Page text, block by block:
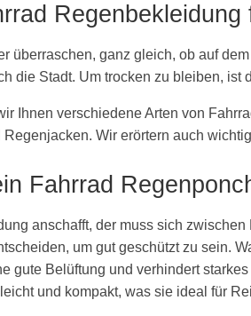
überraschen, ganz gleich, ob auf
die Stadt. Um trocken zu bleiben,
Ihnen verschiedene Arten von
Wir erörtern auch
Fahrrad
anschafft, der muss sich
um gut geschützt zu sein.
gute Belüftung und verhindert
und kompakt, was sie ideal für